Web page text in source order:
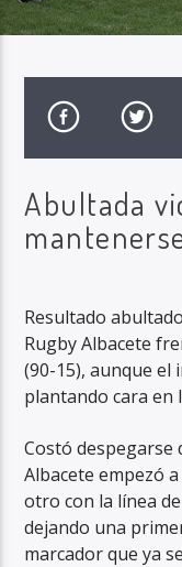
Radio Marca
Radio Marca AB
Abultada
Resultado
Rugby Albacete
(90-15), aunque el
plantando cara en
Costó despegarse
Albacete empezó
otro con la línea
dejando una
marcador que ya